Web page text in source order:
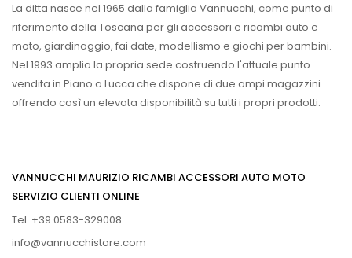
La ditta nasce nel 1965 dalla famiglia Vannucchi, come punto di
riferimento della Toscana per gli accessori e ricambi auto e
moto, giardinaggio, fai date, modellismo e giochi per bambini.
Nel 1993 amplia la propria sede costruendo l'attuale punto
vendita in Piano a Lucca che dispone di due ampi magazzini
offrendo così un elevata disponibilità su tutti i propri prodotti.
VANNUCCHI MAURIZIO RICAMBI ACCESSORI AUTO MOTO
SERVIZIO CLIENTI ONLINE
Tel. +39 0583-329008
info@vannucchistore.com